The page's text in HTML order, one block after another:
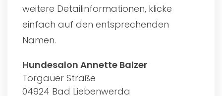
weitere Detailinformationen, klicke
einfach auf den entsprechenden
Namen.
Hundesalon Annette Balzer
Torgauer Straße
04924 Bad Liebenwerda